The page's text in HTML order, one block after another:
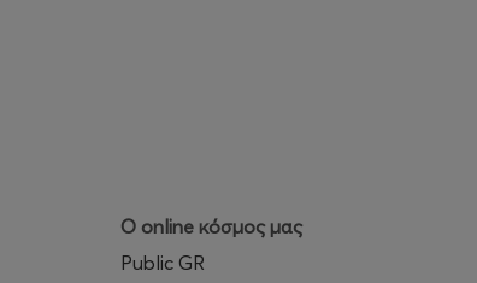
Ο online κόσμος μας
Public GR